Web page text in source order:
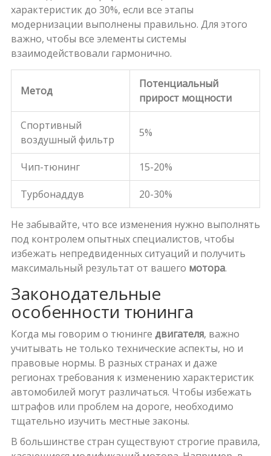
характеристик до 30%, если все этапы
модернизации выполнены правильно. Для этого
важно, чтобы все элементы системы
взаимодействовали гармонично.
Метод
Потенциальный
прирост мощности
Спортивный
воздушный фильтр
5%
Чип-тюнинг 15-20%
Турбонаддув 20-30%
Не забывайте, что все изменения нужно выполнять
под контролем опытных специалистов, чтобы
избежать непредвиденных ситуаций и получить
максимальный результат от вашего мотора.
Законодательные
особенности тюнинга
Когда мы говорим о тюнинге двигателя, важно
учитывать не только технические аспекты, но и
правовые нормы. В разных странах и даже
регионах требования к изменению характеристик
автомобилей могут различаться. Чтобы избежать
штрафов или проблем на дороге, необходимо
тщательно изучить местные законы.
В большинстве стран существуют строгие правила,